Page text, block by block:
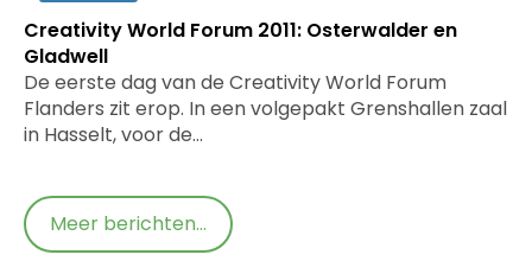
Creativity World Forum 2011: Osterwalder en
Gladwell
De eerste dag van de Creativity World Forum
Flanders zit erop. In een volgepakt Grenshallen zaal
in Hasselt, voor de…
Meer berichten...